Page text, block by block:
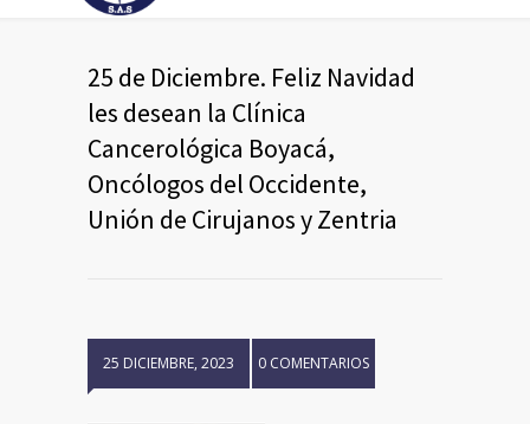
25 de Diciembre. Feliz Navidad
les desean la Clínica
Cancerológica Boyacá,
Oncólogos del Occidente,
Unión de Cirujanos y Zentria
25 DICIEMBRE, 2023 0 COMENTARIOS